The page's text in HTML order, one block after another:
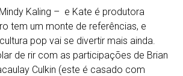
Kaling – e Kate é produtora
tem um monte de referências, e
pop vai se divertir mais ainda.
de rir com as participações de Brian
Culkin (este é casado com